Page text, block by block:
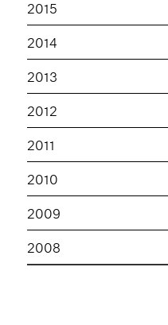
2015
2014
2013
2012
2011
2010
2009
2008